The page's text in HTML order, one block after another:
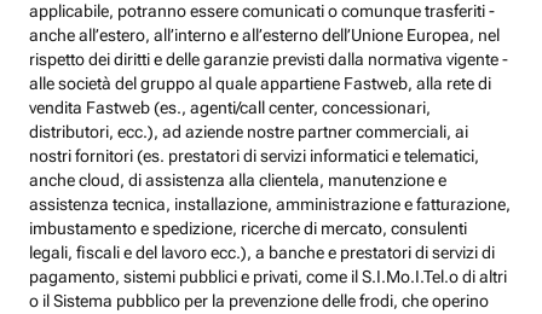
applicabile, potranno essere comunicati o comunque trasferiti -
anche all’estero, all’interno e all’esterno dell’Unione Europea, nel
rispetto dei diritti e delle garanzie previsti dalla normativa vigente -
alle società del gruppo al quale appartiene Fastweb, alla rete di
vendita Fastweb (es., agenti/call center, concessionari,
distributori, ecc.), ad aziende nostre partner commerciali, ai
nostri fornitori (es. prestatori di servizi informatici e telematici,
anche cloud, di assistenza alla clientela, manutenzione e
assistenza tecnica, installazione, amministrazione e fatturazione,
imbustamento e spedizione, ricerche di mercato, consulenti
legali, fiscali e del lavoro ecc.), a banche e prestatori di servizi di
pagamento, sistemi pubblici e privati, come il S.I.Mo.I.Tel.o di altri
o il Sistema pubblico per la prevenzione delle frodi, che operino